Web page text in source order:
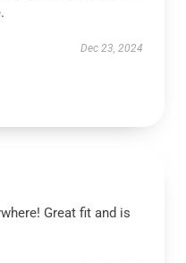
Dec 23, 2024
Great fit and is